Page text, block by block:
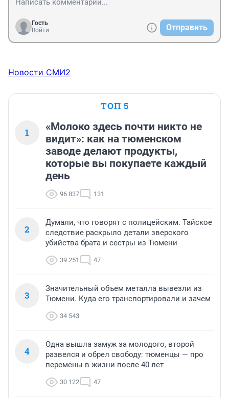
Гость
Войти
Отправить
Новости СМИ2
ТОП 5
1
«Молоко здесь почти никто не
видит»: как на тюменском
заводе делают продукты,
которые вы покупаете каждый
день
96 837 131
2
Думали, что говорят с полицейским. Тайское
следствие раскрыло детали зверского
убийства брата и сестры из Тюмени
39 251 47
3
Значительный объем металла вывезли из
Тюмени. Куда его транспортировали и зачем
34 543
4
Одна вышла замуж за молодого, второй
развелся и обрел свободу: тюменцы — про
перемены в жизни после 40 лет
30 122 47